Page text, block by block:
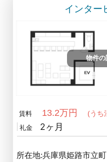
インター
物件の
賃料 13.2万円 (うち
礼金 2ヶ月
所在地:兵庫県姫路市立